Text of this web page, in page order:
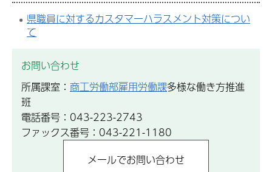
県職員に対するカスタマーハラスメント対策につい
て
お問い合わせ
所属課室： 商工労働部雇用労働課多様な働き方推進
班
電話番号：043-223-2743
ファックス番号：043-221-1180